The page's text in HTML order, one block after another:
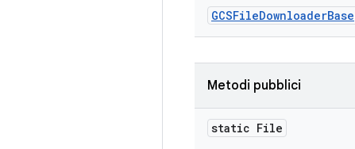
GCSFileDownloaderBase
Metodi pubblici
static File